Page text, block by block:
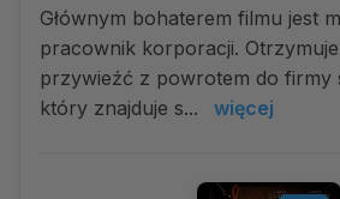
Głównym bohaterem filmu jest
pracownik korporacji.
przywieźć z powrotem do firmy
który znajduje s...
więcej